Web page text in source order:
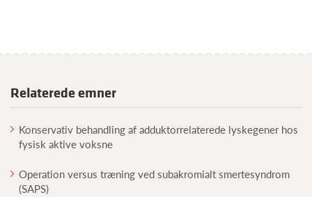
Relaterede emner
Konservativ behandling af adduktorrelaterede lyskegener hos
fysisk aktive voksne
Operation versus træning ved subakromialt smertesyndrom
(SAPS)